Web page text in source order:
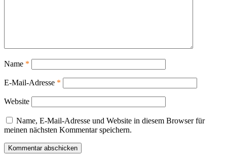
Name *
E-Mail-Adresse *
Website
Name, E-Mail-Adresse und Website in diesem Browser für
meinen nächsten Kommentar speichern.